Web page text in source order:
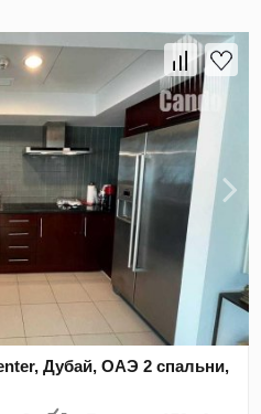
Дубай, ОАЭ 2 спальни,